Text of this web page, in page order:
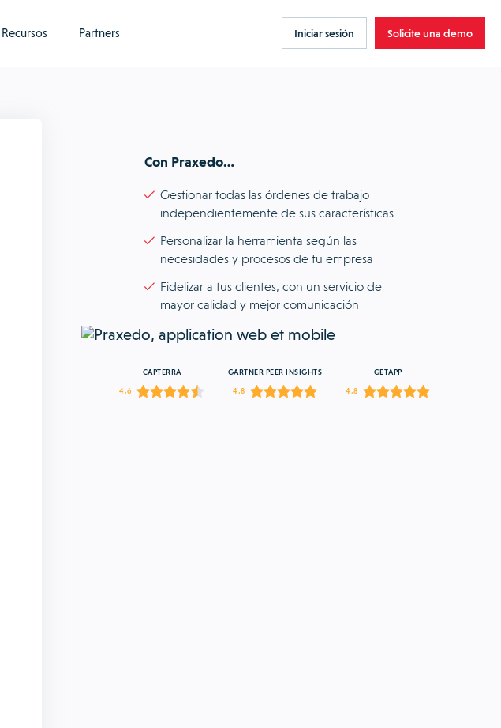
Recursos Partners Iniciar sesión Solicite una demo
Con Praxedo…
Gestionar todas las órdenes de trabajo
independientemente de sus características
Personalizar la herramienta según las
necesidades y procesos de tu empresa
Fidelizar a tus clientes, con un servicio de
mayor calidad y mejor comunicación
CAPTERRA
4,6
GARTNER PEER INSIGHTS
4,8
GETAPP
4,8